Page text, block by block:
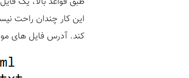
کند. آدرس فایل های